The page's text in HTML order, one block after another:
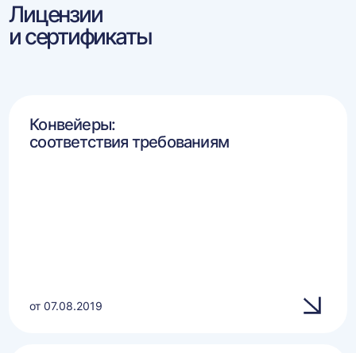
Лицензии
и сертификаты
Конвейеры:
соответствия требованиям
от 07.08.2019